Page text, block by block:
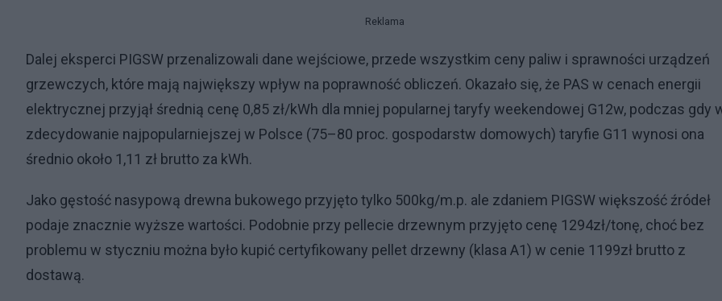
Reklama
Dalej eksperci PIGSW przenalizowali dane wejściowe, przede wszystkim ceny paliw i sprawności urządzeń
grzewczych, które mają największy wpływ na poprawność obliczeń. Okazało się, że PAS w cenach energii
elektrycznej przyjął średnią cenę 0,85 zł/kWh dla mniej popularnej taryfy weekendowej G12w, podczas gdy
zdecydowanie najpopularniejszej w Polsce (75–80 proc. gospodarstw domowych) taryfie G11 wynosi ona
średnio około 1,11 zł brutto za kWh.
Jako gęstość nasypową drewna bukowego przyjęto tylko 500kg/m.p. ale zdaniem PIGSW większość źródeł
podaje znacznie wyższe wartości. Podobnie przy pellecie drzewnym przyjęto cenę 1294zł/tonę, choć bez
problemu w styczniu można było kupić certyfikowany pellet drzewny (klasa A1) w cenie 1199zł brutto z
dostawą.